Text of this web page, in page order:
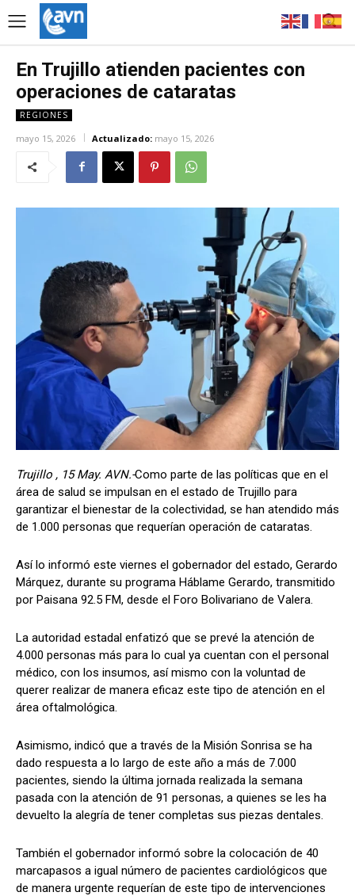
En Trujillo atienden pacientes con
operaciones de cataratas
REGIONES
mayo 15, 2026 Actualizado: mayo 15, 2026
Trujillo , 15 May. AVN.-Como parte de las políticas que en el
área de salud se impulsan en el estado de Trujillo para
garantizar el bienestar de la colectividad, se han atendido más
de 1.000 personas que requerían operación de cataratas.
Así lo informó este viernes el gobernador del estado, Gerardo
Márquez, durante su programa Háblame Gerardo, transmitido
por Paisana 92.5 FM, desde el Foro Bolivariano de Valera.
La autoridad estadal enfatizó que se prevé la atención de
4.000 personas más para lo cual ya cuentan con el personal
médico, con los insumos, así mismo con la voluntad de
querer realizar de manera eficaz este tipo de atención en el
área oftalmológica.
Asimismo, indicó que a través de la Misión Sonrisa se ha
dado respuesta a lo largo de este año a más de 7.000
pacientes, siendo la última jornada realizada la semana
pasada con la atención de 91 personas, a quienes se les ha
devuelto la alegría de tener completas sus piezas dentales.
También el gobernador informó sobre la colocación de 40
marcapasos a igual número de pacientes cardiológicos que
de manera urgente requerían de este tipo de intervenciones